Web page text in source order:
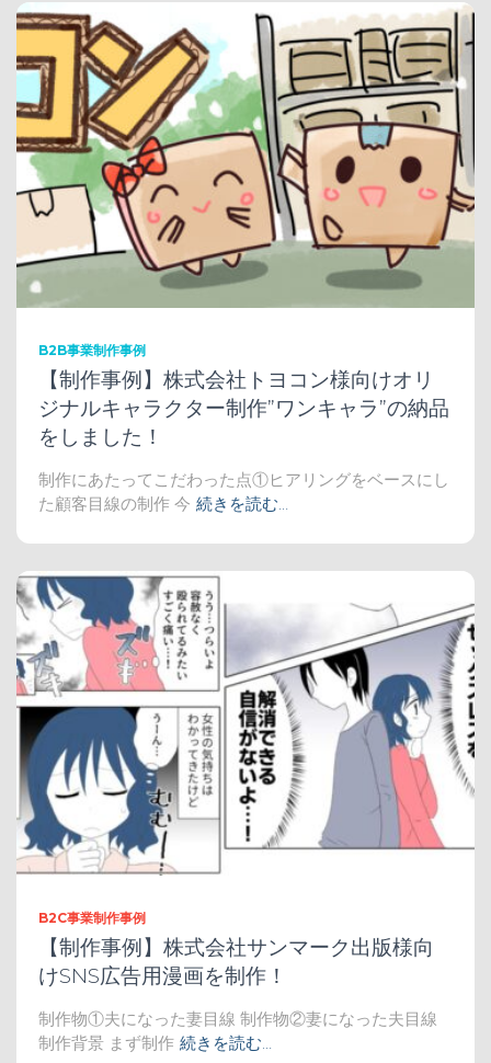
B2B事業制作事例
【制作事例】株式会社トヨコン様向けオリ
ジナルキャラクター制作”ワンキャラ”の納品
をしました！
制作にあたってこだわった点①ヒアリングをベースにし
た顧客目線の制作 今 続きを読む…
B2C事業制作事例
【制作事例】株式会社サンマーク出版様向
けSNS広告用漫画を制作！
制作物①夫になった妻目線 制作物②妻になった夫目線
制作背景 まず制作 続きを読む…